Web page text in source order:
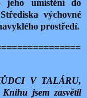
jeho umístění do
výchovné
prostředí.
V TALÁRU,
jsem zasvětil